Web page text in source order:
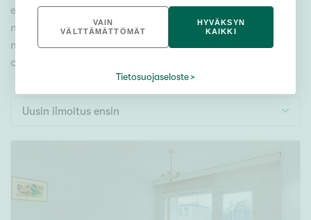
Omakoti-/erillistalo
Maa- tai metsätila
Vapaa-ajan asunto
elämäsi tärkeimmässä päätöksessä. Katso alta kaikki
myytävät asunnot Helsinki Suurmetsä. Hyödynnä
myös kätevää hakutyökaluamme, jonka avulla löydät
omien toiveidesi mukaisen kodin.
Uusin ilmoitus ensin
VAIN
VÄLTTÄMÄTTÖMÄT
HYVÄKSYN
KAIKKI
Tietosuojaseloste